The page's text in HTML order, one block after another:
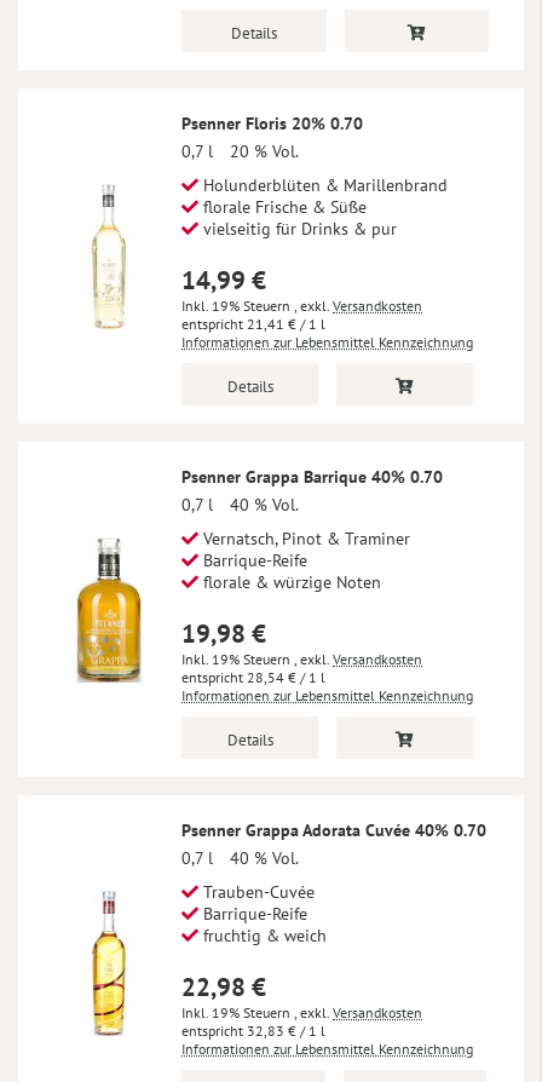
Details
Psenner Floris 20% 0.70
0,7 l
20 % Vol.
Holunderblüten & Marillenbrand
florale Frische & Süße
vielseitig für Drinks & pur
14,99 €
Inkl. 19% Steuern , exkl. Versandkosten
21,41 € / 1 l
Informationen zur Lebensmittel Kennzeichnung
Details
Psenner Grappa Barrique 40% 0.70
0,7 l
40 % Vol.
Vernatsch, Pinot & Traminer
Barrique-Reife
florale & würzige Noten
19,98 €
Inkl. 19% Steuern , exkl. Versandkosten
28,54 € / 1 l
Informationen zur Lebensmittel Kennzeichnung
Details
Psenner Grappa Adorata Cuvée 40% 0.70
0,7 l
40 % Vol.
Trauben-Cuvée
Barrique-Reife
fruchtig & weich
22,98 €
Inkl. 19% Steuern , exkl. Versandkosten
32,83 € / 1 l
Informationen zur Lebensmittel Kennzeichnung